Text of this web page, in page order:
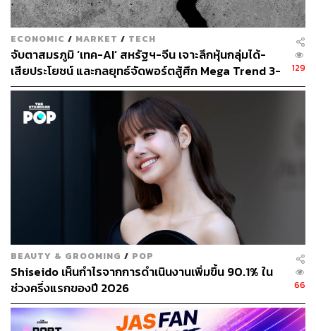
ECONOMIC / MARKET / TECH
จับตาสมรภูมิ ‘เทค-AI’ สหรัฐฯ-จีน เจาะลึกหุ้นกลุ่มได้-
เสียประโยชน์ และกลยุทธ์จัดพอร์ตสู้ศึก Mega Trend 3-
5 ปีข้างหน้า
129
BEAUTY & GROOMING / POP
Shiseido เห็นกำไรจากการดำเนินงานเพิ่มขึ้น 90.1% ใน
ช่วงครึ่งแรกของปี 2026
66